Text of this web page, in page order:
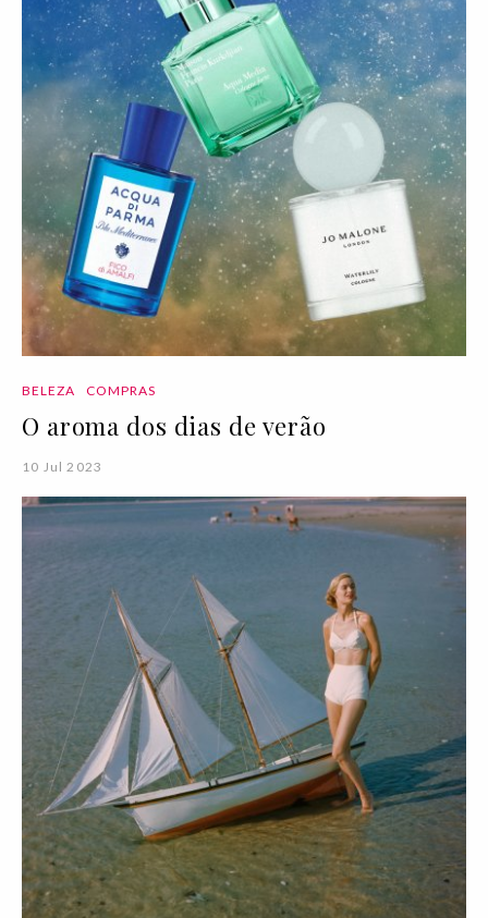
BELEZA COMPRAS
O aroma dos dias de verão
10 Jul 2023